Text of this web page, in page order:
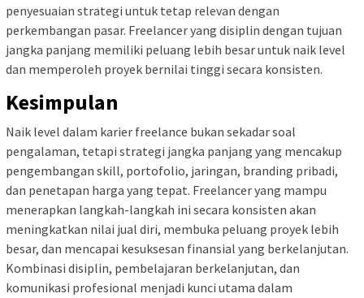
penyesuaian strategi untuk tetap relevan dengan
perkembangan pasar. Freelancer yang disiplin dengan tujuan
jangka panjang memiliki peluang lebih besar untuk naik level
dan memperoleh proyek bernilai tinggi secara konsisten.
Kesimpulan
Naik level dalam karier freelance bukan sekadar soal
pengalaman, tetapi strategi jangka panjang yang mencakup
pengembangan skill, portofolio, jaringan, branding pribadi,
dan penetapan harga yang tepat. Freelancer yang mampu
menerapkan langkah-langkah ini secara konsisten akan
meningkatkan nilai jual diri, membuka peluang proyek lebih
besar, dan mencapai kesuksesan finansial yang berkelanjutan.
Kombinasi disiplin, pembelajaran berkelanjutan, dan
komunikasi profesional menjadi kunci utama dalam